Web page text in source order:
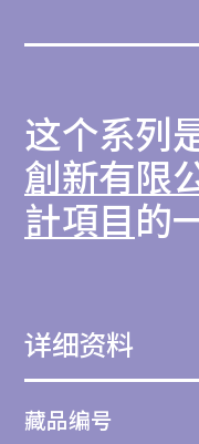
这个系列
創新有限
計項目 的
详细资料
藏品编号